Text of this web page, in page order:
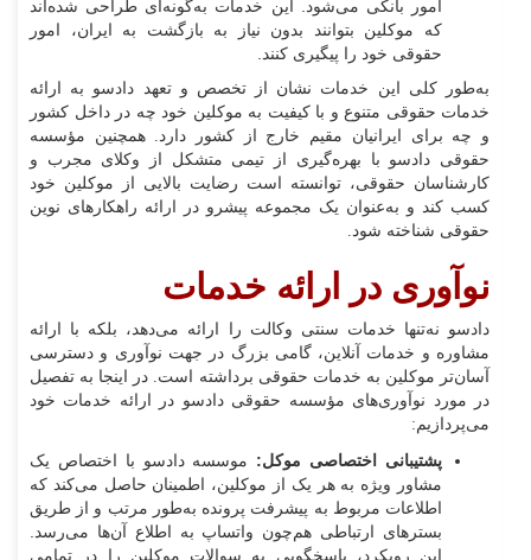
امور بانکی می‌شود. این خدمات به‌گونه‌ای طراحی شده‌اند
که موکلین بتوانند بدون نیاز به بازگشت به ایران، امور
حقوقی خود را پیگیری کنند.
به‌طور کلی این خدمات نشان از تخصص و تعهد دادسو به ارائه
خدمات حقوقی متنوع و با کیفیت به موکلین خود چه در داخل کشور
و چه برای ایرانیان مقیم خارج از کشور دارد. همچنین مؤسسه
حقوقی دادسو با بهره‌گیری از تیمی متشکل از وکلای مجرب و
کارشناسان حقوقی، توانسته است رضایت بالایی از موکلین خود
کسب کند و به‌عنوان یک مجموعه پیشرو در ارائه راهکارهای نوین
حقوقی شناخته شود.
نوآوری در ارائه خدمات
دادسو نه‌تنها خدمات سنتی وکالت را ارائه می‌دهد، بلکه با ارائه
مشاوره و خدمات آنلاین، گامی بزرگ در جهت نوآوری و دسترسی
آسان‌تر موکلین به خدمات حقوقی برداشته است. در اینجا به تفصیل
در مورد نوآوری‌های مؤسسه حقوقی دادسو در ارائه خدمات خود
می‌پردازیم:
پشتیبانی اختصاصی موکل: موسسه دادسو با اختصاص یک
مشاور ویژه به هر یک از موکلین، اطمینان حاصل می‌کند که
اطلاعات مربوط به پیشرفت پرونده به‌طور مرتب و از طریق
بسترهای ارتباطی هم‌چون واتساپ به اطلاع آن‌ها می‌رسد.
این رویکرد، پاسخگویی به سوالات موکلین را در تمامی